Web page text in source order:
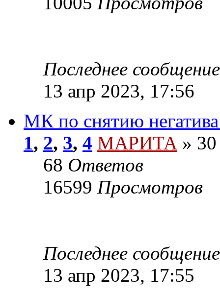
Последнее сообщение
13 апр 2023, 17:56
МК по снятию
1, 2, 3, 4 МАРИТА »
68 Ответов
16599 Просмотров
Последнее сообщение
13 апр 2023, 17:55